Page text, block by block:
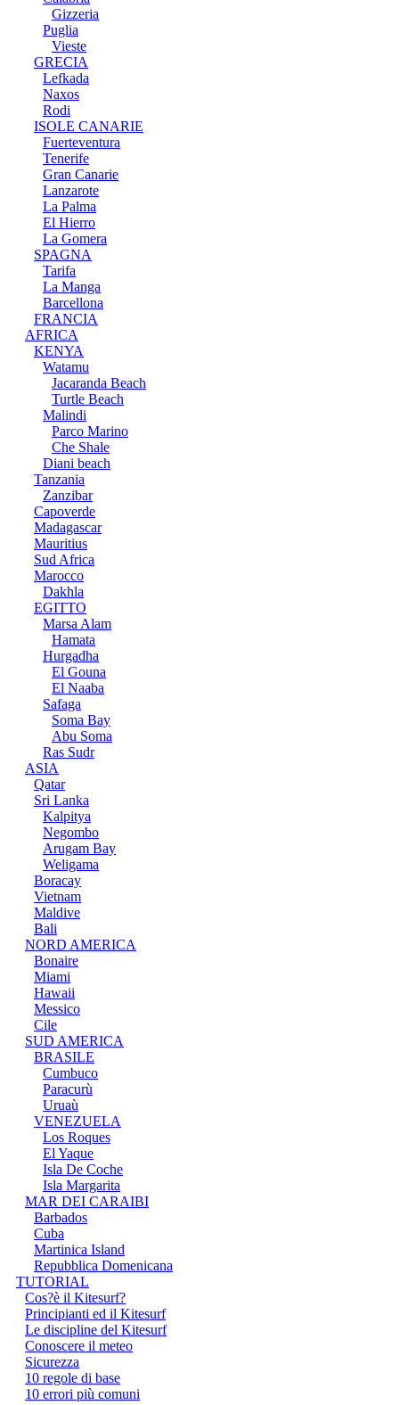
Gizzeria
Puglia
Vieste
GRECIA
Lefkada
Naxos
Rodi
ISOLE CANARIE
Fuerteventura
Tenerife
Gran Canarie
Lanzarote
La Palma
El Hierro
La Gomera
SPAGNA
Tarifa
La Manga
Barcellona
FRANCIA
AFRICA
KENYA
Watamu
Jacaranda Beach
Turtle Beach
Malindi
Parco Marino
Che Shale
Diani beach
Tanzania
Zanzibar
Capoverde
Madagascar
Mauritius
Sud Africa
Marocco
Dakhla
EGITTO
Marsa Alam
Hamata
Hurgadha
El Gouna
El Naaba
Safaga
Soma Bay
Abu Soma
Ras Sudr
ASIA
Qatar
Sri Lanka
Kalpitya
Negombo
Arugam Bay
Weligama
Boracay
Vietnam
Maldive
Bali
NORD AMERICA
Bonaire
Miami
Hawaii
Messico
Cile
SUD AMERICA
BRASILE
Cumbuco
Paracurù
Uruaù
VENEZUELA
Los Roques
El Yaque
Isla De Coche
Isla Margarita
MAR DEI CARAIBI
Barbados
Cuba
Martinica Island
Repubblica Domenicana
TUTORIAL
Cos?è il Kitesurf?
Principianti ed il Kitesurf
Le discipline del Kitesurf
Conoscere il meteo
Sicurezza
10 regole di base
10 errori più comuni